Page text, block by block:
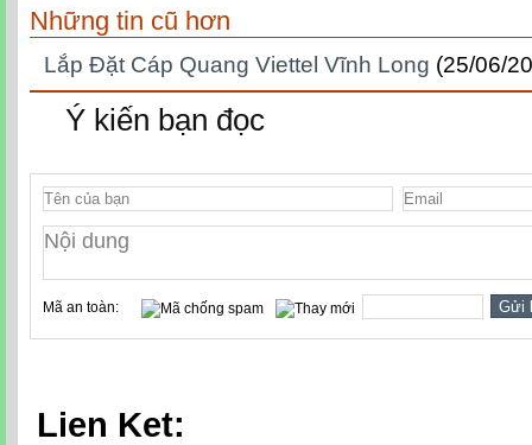
Những tin cũ hơn
Lắp Đặt Cáp Quang Viettel Vĩnh Long (25/06/
Ý kiến bạn đọc
Mã an toàn:
Lien Ket: